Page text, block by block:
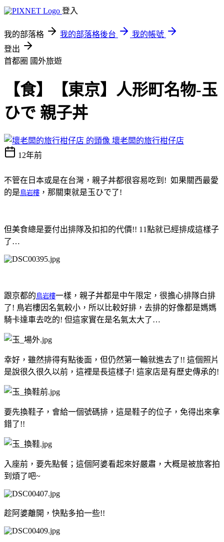
登入
我的部落格 我的部落格後台
我的帳號
登出
首都圈 國外旅遊
【食】【東京】人形町名物-玉
ひで 親子丼
壞老闆的旅行柑仔店
12年前
不管在日本或是在台灣，親子丼都很容易吃到! 如果關西最愛
的是鳥岩樓 ，那關東就是玉ひで了!
但美食總是要付出排隊及扣扣的代價!! 11點就已經排成這樣子
了…
跟京都的鳥岩樓一樣，親子丼都是中午限定，很擔心排隊白排
了! 鳥岩樓因名氣較小，所以比較好排，去排的好像都是媽媽
騎卡達車去吃的! 但這家實在是名氣太大了…
幸好，雖然排得有點後面，但仍然第一輪就進去了!! 這個照片
是說很久很久以前，這裡是長這樣子! 這家店是有歷史傳承的!
要先換鞋子，會給一個號碼排，這是鞋子的位子，免得出來拿
錯了!!
入座前，要先點餐；這個阿婆看起來好嚴肅，大概是被旅客拍
到煩了吧~
趁阿婆離開，快點多拍一些!!